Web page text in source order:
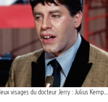
visages du docteur Jerry : Julius Kemp…